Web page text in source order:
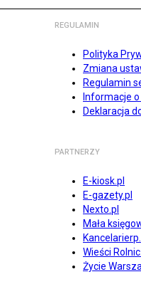
REGULAMIN
Polityka
Zmiana
Regulamin
Informacje
Deklaracja
PARTNERZY
E-kiosk.pl
E-gazety.pl
Nexto.pl
Mała
Wieści
Życie